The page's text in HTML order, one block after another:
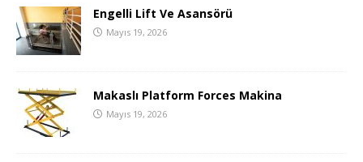
Engelli Lift Ve Asansörü
Mayıs 19, 2026
Makaslı Platform Forces Makina
Mayıs 19, 2026